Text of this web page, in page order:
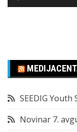
SEEDIG Youth
Novinar 7.